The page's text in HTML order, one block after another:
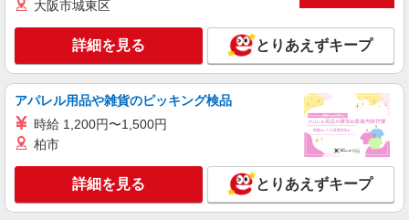
大阪市城東区
詳細を見る とりあえずキープ
アパレル用品や雑貨のピッキング検品
時給 1,200円〜1,500円
柏市
詳細を見る とりあえずキープ